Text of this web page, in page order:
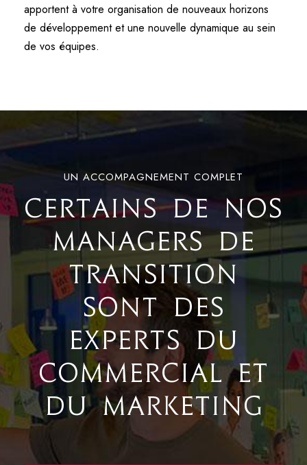
apportent à votre organisation de nouveaux horizons
de développement et une nouvelle dynamique au sein
de vos équipes.
UN ACCOMPAGNEMENT COMPLET
CERTAINS DE NOS
MANAGERS DE
TRANSITION
SONT DES
EXPERTS DU
COMMERCIAL ET
DU MARKETING